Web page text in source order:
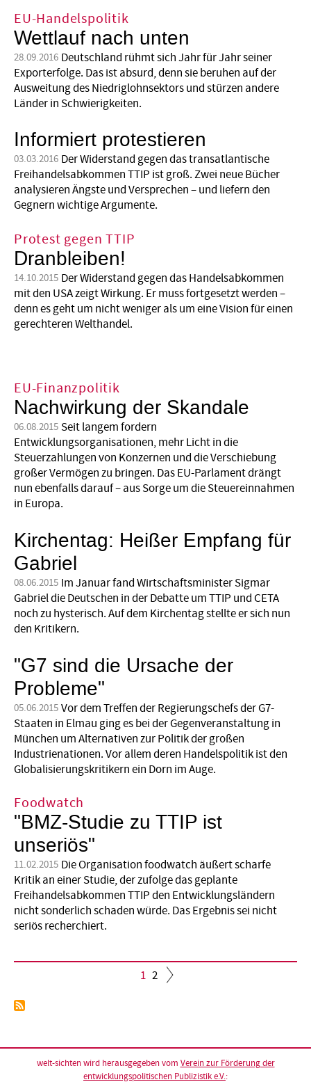
EU-Handelspolitik
Wettlauf nach unten
28.09.2016 Deutschland rühmt sich Jahr für Jahr seiner
Exporterfolge. Das ist absurd, denn sie beruhen auf der
Ausweitung des Niedriglohnsektors und stürzen andere
Länder in Schwierigkeiten.
Informiert protestieren
03.03.2016 Der Widerstand gegen das transatlantische
Freihandelsabkommen TTIP ist groß. Zwei neue Bücher
analysieren Ängste und Versprechen – und liefern den
Gegnern wichtige Argumente.
Protest gegen TTIP
Dranbleiben!
14.10.2015 Der Widerstand gegen das Handelsabkommen
mit den USA zeigt Wirkung. Er muss fortgesetzt werden –
denn es geht um nicht weniger als um eine Vision für einen
gerechteren Welthandel.
EU-Finanzpolitik
Nachwirkung der Skandale
06.08.2015 Seit langem fordern
Entwicklungsorganisationen, mehr Licht in die
Steuerzahlungen von Konzernen und die Verschiebung
großer Vermögen zu bringen. Das EU-Parlament drängt
nun ebenfalls darauf – aus Sorge um die Steuereinnahmen
in Europa.
Kirchentag: Heißer Empfang für
Gabriel
08.06.2015 Im Januar fand Wirtschaftsminister Sigmar
Gabriel die Deutschen in der Debatte um TTIP und CETA
noch zu hysterisch. Auf dem Kirchentag stellte er sich nun
den Kritikern.
"G7 sind die Ursache der
Probleme"
05.06.2015 Vor dem Treffen der Regierungschefs der G7-
Staaten in Elmau ging es bei der Gegenveranstaltung in
München um Alternativen zur Politik der großen
Industrienationen. Vor allem deren Handelspolitik ist den
Globalisierungskritikern ein Dorn im Auge.
Foodwatch
"BMZ-Studie zu TTIP ist
unseriös"
11.02.2015 Die Organisation foodwatch äußert scharfe
Kritik an einer Studie, der zufolge das geplante
Freihandelsabkommen TTIP den Entwicklungsländern
nicht sonderlich schaden würde. Das Ergebnis sei nicht
seriös recherchiert.
Seitennummerierung
Aktuelle
1 Seite
2
welt-sichten wird herausgegeben vom Verein zur Förderung der
entwicklungspolitischen Publizistik e.V.: